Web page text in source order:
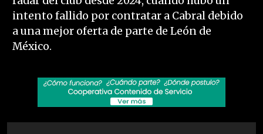
intento fallido por contratar a Cabral debido
a una mejor oferta de parte de León de
México.